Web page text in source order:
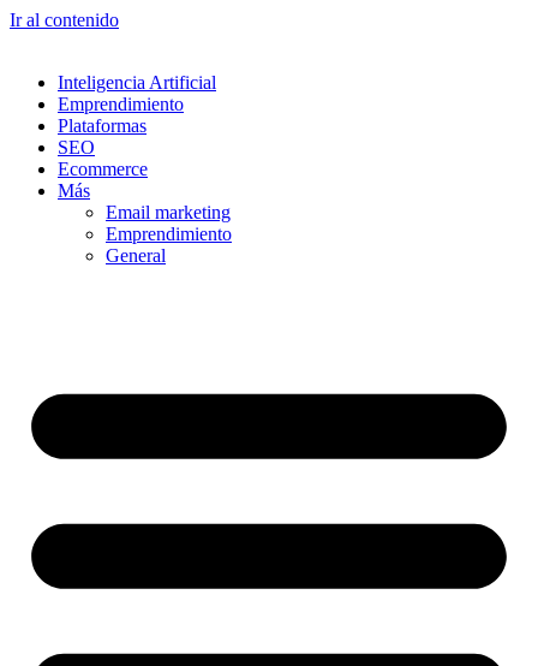
Ir al contenido
Inteligencia Artificial
Emprendimiento
Plataformas
SEO
Ecommerce
Más
Email marketing
Emprendimiento
General